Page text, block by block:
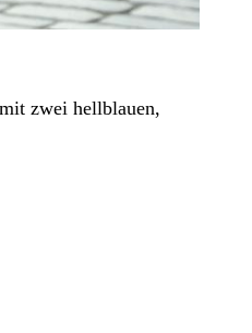
zwei hellblauen,